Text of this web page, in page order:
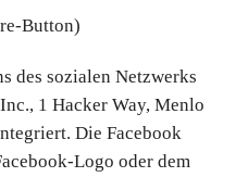
Button)
des sozialen Netzwerks
1 Hacker Way, Menlo
Die Facebook
Logo oder dem